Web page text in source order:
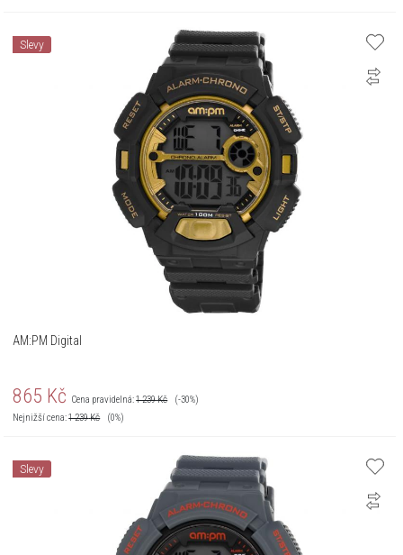
Slevy
AM:PM Digital
865 Kč Cena pravidelná:1 239Kč
(-30%)
Nejnižší cena:1 239Kč (0%)
Slevy